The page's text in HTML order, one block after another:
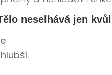
neselhává jen